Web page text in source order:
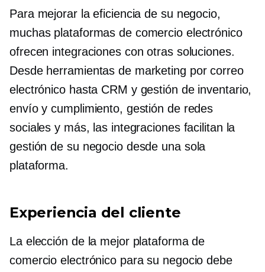
Para mejorar la eficiencia de su negocio,
muchas plataformas de comercio electrónico
ofrecen integraciones con otras soluciones.
Desde herramientas de marketing por correo
electrónico hasta CRM y gestión de inventario,
envío y cumplimiento, gestión de redes
sociales y más, las integraciones facilitan la
gestión de su negocio desde una sola
plataforma.
Experiencia del cliente
La elección de la mejor plataforma de
comercio electrónico para su negocio debe